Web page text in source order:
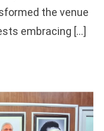
the venue
embracing […]